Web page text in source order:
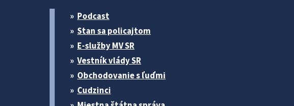
Podcast
Stan sa policajtom
E-služby MV SR
Vestník vlády SR
Obchodovanie s ľuďmi
Cudzinci